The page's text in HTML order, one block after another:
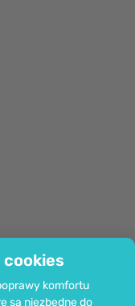
cookies
komfortu
są niezbędne do